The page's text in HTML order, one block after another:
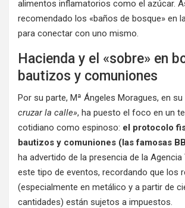
alimentos inflamatorios como el azúcar.
recomendado los «baños de bosque» en
para conectar con uno mismo.
Hacienda y el «sobre» en
bautizos y comuniones
Por su parte, Mª Ángeles Moragues, en
cruzar la calle», ha puesto el foco en un
cotidiano como espinoso: el protocolo
bautizos y comuniones (las famosas
ha advertido de la presencia de la Agencia
este tipo de eventos, recordando que los
(especialmente en metálico y a partir de
cantidades) están sujetos a impuestos.